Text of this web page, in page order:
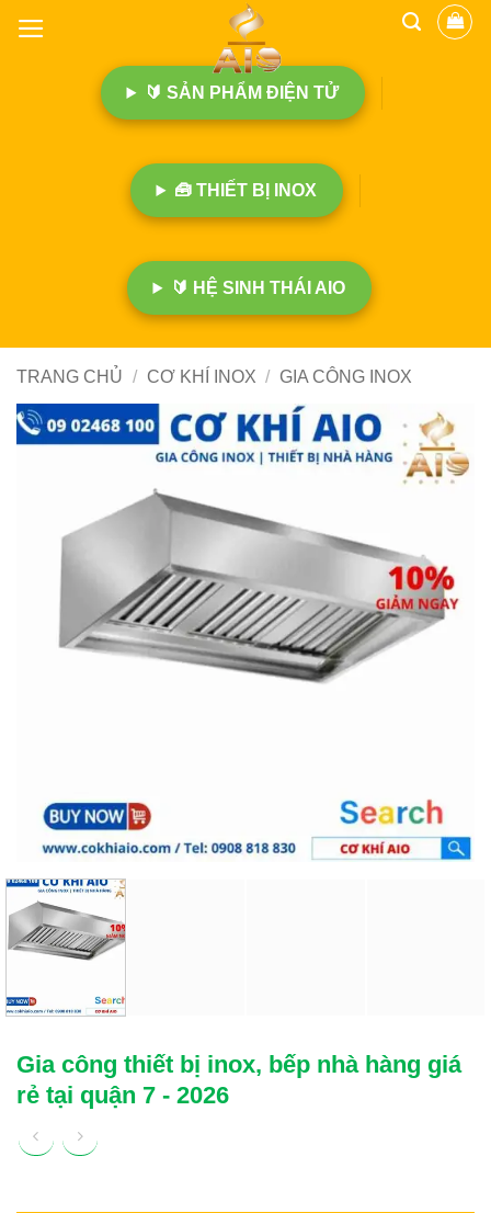
🔰 SẢN PHẨM ĐIỆN TỬ
🧰 THIẾT BỊ INOX
🔰 HỆ SINH THÁI AIO
TRANG CHỦ / CƠ KHÍ INOX / GIA CÔNG INOX
Gia công thiết bị inox, bếp nhà hàng giá
rẻ tại quận 7 - 2026